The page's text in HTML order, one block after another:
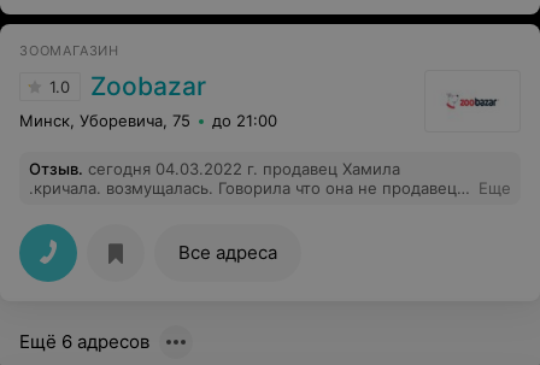
ЗООМАГАЗИН
1.0 Zoobazar
Минск, Уборевича, 75 до 21:00
Отзыв. сегодня 04.03.2022 г. продавец Хамила
.кричала. возмущалась. Говорила что она не продавец
Вопрос к руководству :А кто тогда у вас стоит за
прилавком? И что она тогда там делает. После такого
продавца нету вообще желания ходить в такой
магазин!!!!
Еще
Все адреса
Ещё 6 адресов